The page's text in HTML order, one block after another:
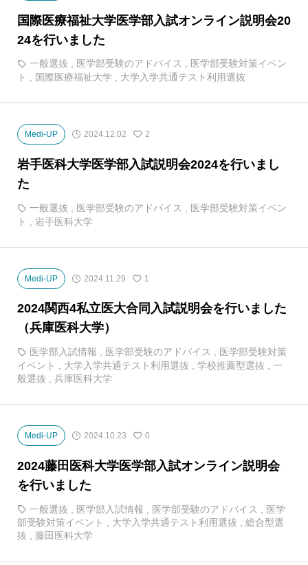
国際医療福祉大学医学部入試オンライン説明会20
24を行いました
一般選抜 , 医学部受験のアドバイス , 医学部受験対策イベン
ト
国際医療福祉大学 大学入学共通テスト利用選抜
Medi-UP 2024.12.02 2
岩手医科大学医学部入試説明会2024を行いまし
た
一般選抜 医学部受験のアドバイス
医学部受験対策イベン
ト
岩手医科大学
Medi-UP 2024.11.29 1
2024関西4私立医大合同入試説明会を行いました
（兵庫医科大学）
医学部入試情報 医学部受験のアドバイス
医学部受験対策
イベント
大学入学共通テスト利用選抜 学校推薦型選抜
一
般選抜
兵庫医科大学
Medi-UP 2024.10.23 0
2024藤田医科大学医学部入試オンライン説明会
を行いました
一般選抜 医学部入試情報 医学部受験のアドバイス
医学
部受験対策イベント , 大学入学共通テスト利用選抜 , 総合型選
抜 , 藤田医科大学